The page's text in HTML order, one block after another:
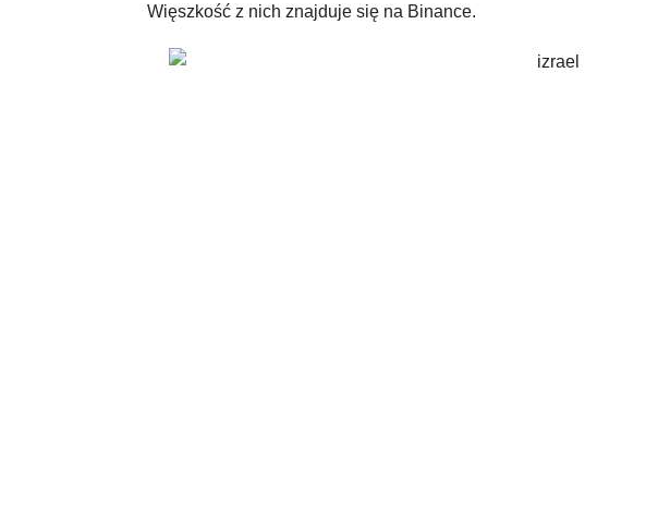
Więszkość z nich znajduje się na Binance.